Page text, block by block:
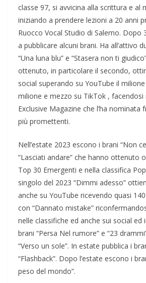
classe 97, si avvicina alla scrittura e al
iniziando a prendere lezioni a 20 anni
Ruocco Vocal Studio di Salerno. Dopo
a pubblicare alcuni brani. Ha all’attivo
“Una luna blu” e “Stasera non ti
ottenuto, in particolare il secondo,
social superando su YouTube il
milione e mezzo su TikTok , facendosi
Exclusive Magazine che l’ha nominata
più promettenti.
Nell’estate 2023 escono i brani “Non
“Lasciati andare” che hanno ottenuto
Top 30 Emergenti e nella classifica
singolo del 2023 “Dimmi adesso”
anche su YouTube ricevendo quasi
con “Dannato mistake”
nelle classifiche ed anche sui social ed
brani “Persa Nel rumore” e “23
“Verso un sole”. In estate pubblica i
“Flashback”. Dopo l’estate escono i
peso del mondo”.